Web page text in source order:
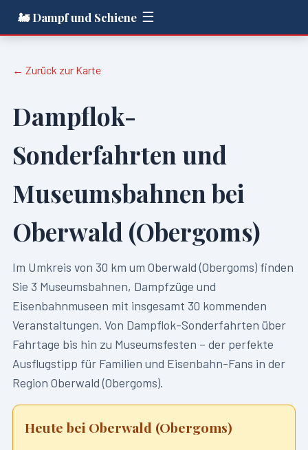
🚂 Dampf und Schiene ☰
← Zurück zur Karte
Dampflok-
Sonderfahrten und
Museumsbahnen bei
Oberwald (Obergoms)
Im Umkreis von 30 km um Oberwald (Obergoms)finden
Sie 3 Museumsbahnen, Dampfzüge und
Eisenbahnmuseen mit insgesamt 30 kommenden
Veranstaltungen. Von Dampflok-Sonderfahrten über
Fahrtage bis hin zu Museumsfesten – der perfekte
Ausflugstipp für Familien und Eisenbahn-Fans in der
Region Oberwald (Obergoms).
Heute bei Oberwald (Obergoms)